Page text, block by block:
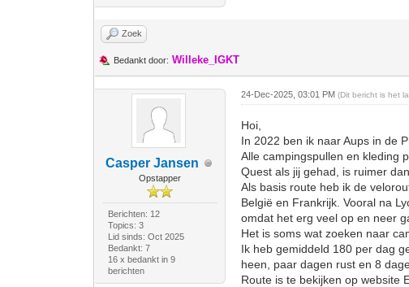
Zoek
Bedankt door: Willeke_IGKT
Casper Jansen
Opstapper
Berichten: 12
Topics: 3
Lid sinds: Oct 2025
Bedankt: 7
16 x bedankt in 9
berichten
24-Dec-2025, 03:01 PM(Dit bericht is het
Hoi,
In 2022 ben ik naar Aups in de
Alle campingspullen en kleding
Quest als jij gehad, is ruimer
Als basis route heb ik de
België en Frankrijk. Vooral na
omdat het erg veel op en neer
Het is soms wat zoeken naar
Ik heb gemiddeld 180 per dag
heen, paar dagen rust en 8
Route is te bekijken op website